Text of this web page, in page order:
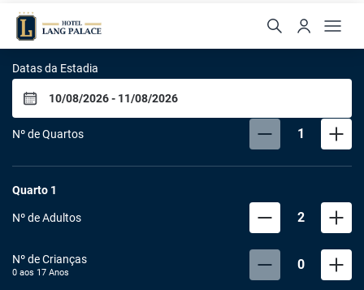
Hotel Lang Palace
Datas da Estadia
Nº de Quartos 1
Quarto 1
Nº de Adultos 2
Nº de Crianças
0 aos 17 Anos 0